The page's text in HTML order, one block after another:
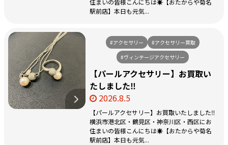
住まいの皆様こんにちは☀️【おたからや菊名
駅前店】本日も元気...
#アクセサリー
#アクセサリー買取
#ヴィンテージアクセサリー
【パールアクセサリー】お買取い
たしました‼️
2026.8.5
【パールアクセサリー】お買取いたしました‼️
横浜市港北区・鶴見区・神奈川区・西区にお
住まいの皆様こんにちは☀️【おたからや菊名
駅前店】本日も元気...